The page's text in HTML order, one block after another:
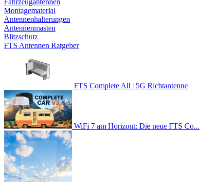
Fahrzeugantennen
Montagematerial
Antennenhalterungen
Antennenmasten
Blitzschutz
FTS Antennen Ratgeber
FTS Complete All | 5G Richtantenne
WiFi 7 am Horizont: Die neue FTS Co...